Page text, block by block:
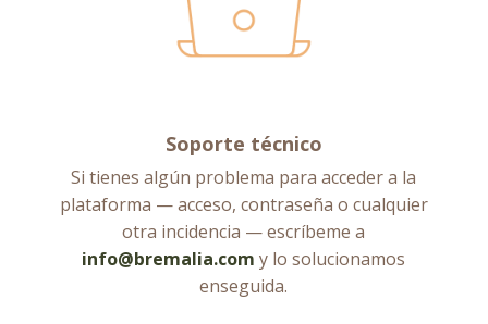
Soporte técnico
Si tienes algún problema para acceder a la
plataforma — acceso, contraseña o cualquier
otra incidencia — escríbeme a
info@bremalia.com y lo solucionamos
enseguida.